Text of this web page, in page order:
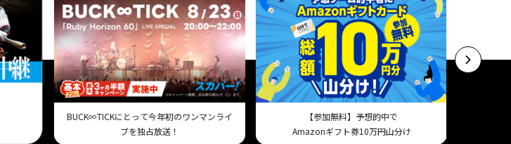
BUCK∞TICKにとって今年初のワンマンライ
ブを独占放送！
【参加無料】予想的中で
Amazonギフト券10万円山分け